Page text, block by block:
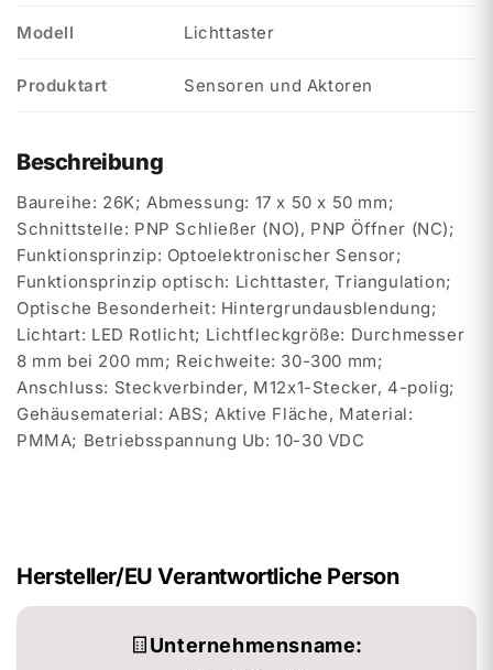
Modell Lichttaster
Produktart Sensoren und Aktoren
Beschreibung
Baureihe: 26K; Abmessung: 17 x 50 x 50 mm;
Schnittstelle: PNP Schließer (NO), PNP Öffner (NC);
Funktionsprinzip: Optoelektronischer Sensor;
Funktionsprinzip optisch: Lichttaster, Triangulation;
Optische Besonderheit: Hintergrundausblendung;
Lichtart: LED Rotlicht; Lichtfleckgröße: Durchmesser
8 mm bei 200 mm; Reichweite: 30-300 mm;
Anschluss: Steckverbinder, M12x1-Stecker, 4-polig;
Gehäusematerial: ABS; Aktive Fläche, Material:
PMMA; Betriebsspannung Ub: 10-30 VDC
Hersteller/EU Verantwortliche Person
Unternehmensname: